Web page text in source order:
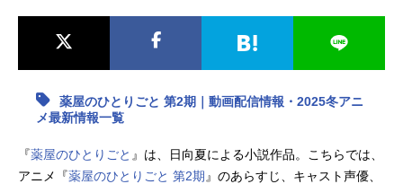
最新記事一覧
アニメ記事一覧 声優記事一覧
薬屋のひとりごと 第2期｜動画配信情報・2025冬アニ
メ最新情報一覧
『薬屋のひとりごと 』は、日向夏による小説作品。こちらでは、
アニメ『薬屋のひとりごと 第2期 』のあらすじ、キャスト声優、